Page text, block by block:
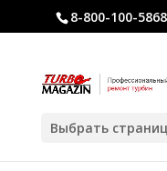
8-800-100-5868
Выбрать